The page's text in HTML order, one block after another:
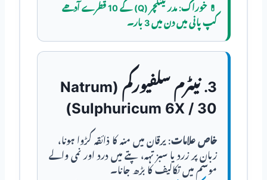
💊خوراک:
مدر ٹینکچر (Q) کے 10 قطرے آدھے
کپ پانی میں دن میں 3 بار۔
3. نیٹرم سلفیورکم (Natrum
Sulphuricum 6X / 30)
خاص علامات: یرقان میں منہ کا ذائقہ کڑوا ہونا،
زبان پر زرد یا سبز تہہ، پتے میں درد اور نمی والے
موسم میں تکالیف کا بڑھ جانا۔